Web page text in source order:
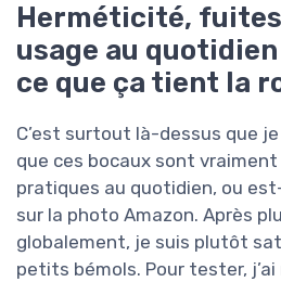
Herméticité,
usage au
ce que ça tient la
C’est surtout là-dessus que
que ces bocaux sont vraiment
pratiques au quotidien, ou
sur la photo Amazon. Après
globalement, je suis plutôt
petits bémols. Pour tester, j’ai